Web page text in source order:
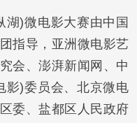
)微电影大赛由中国
指导，亚洲微电影艺
会、澎湃新闻网、中
影)委员会、北京微电
委、盐都区人民政府